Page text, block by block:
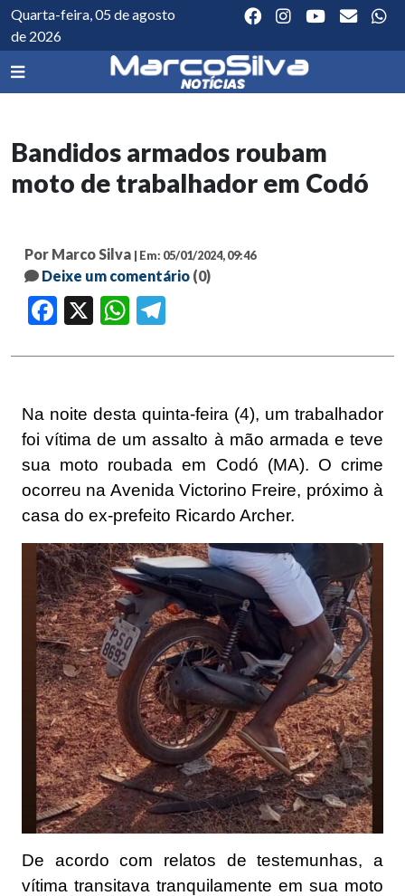
Quarta-feira, 05 de agosto
de 2026
Bandidos armados roubam
moto de trabalhador em Codó
Por Marco Silva | Em: 05/01/2024, 09:46
Deixe um comentário (0)
Facebook WhatsApp
Na noite desta quinta-feira (4), um trabalhador
foi vítima de um assalto à mão armada e teve
sua moto roubada em Codó (MA). O crime
ocorreu na Avenida Victorino Freire, próximo à
casa do ex-prefeito Ricardo Archer.
De acordo com relatos de testemunhas, a
vítima transitava tranquilamente em sua moto